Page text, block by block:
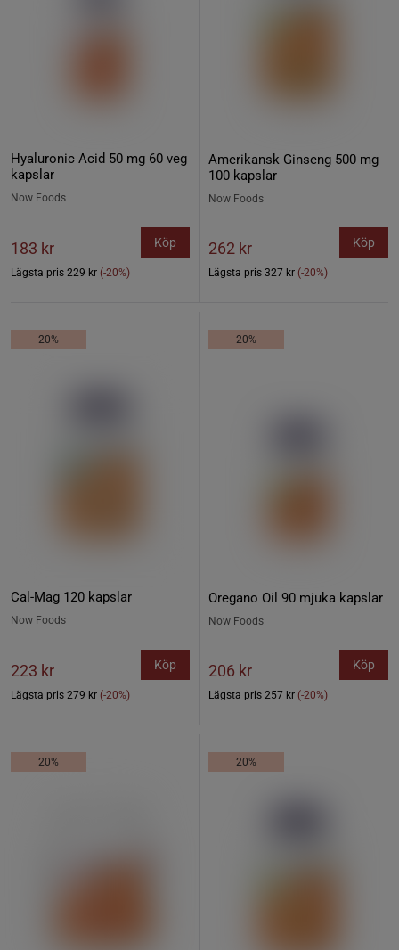
Hyaluronic Acid 50 mg 60 veg
kapslar
Now Foods
183 kr
Lägsta pris 229 kr (-20%)
Köp
Amerikansk Ginseng 500 mg
100 kapslar
Now Foods
262 kr
Lägsta pris 327 kr (-20%)
Köp
20%
Cal-Mag 120 kapslar
Now Foods
223 kr
Lägsta pris 279 kr (-20%)
Köp
20%
Oregano Oil 90 mjuka kapslar
Now Foods
206 kr
Lägsta pris 257 kr (-20%)
Köp
20% 20%